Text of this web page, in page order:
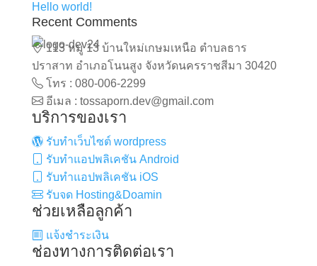
Hello world!
Recent Comments
113 หมู่ 13 บ้านใหม่เกษมเหนือ ตำบลธาร
ปราสาท อำเภอโนนสูง จังหวัดนครราชสีมา 30420
โทร : 080-006-2299
อีเมล : tossaporn.dev@gmail.com
บริการของเรา
รับทำเว็บไซต์ wordpress
รับทำแอปพลิเคชัน Android
รับทำแอปพลิเคชัน iOS
รับจด Hosting&Doamin
ช่วยเหลือลูกค้า
แจ้งชำระเงิน
ช่องทางการติดต่อเรา